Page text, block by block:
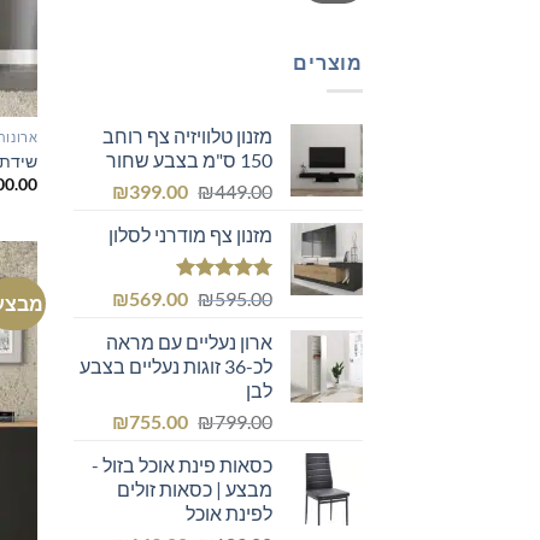
מוצרים
מזנון טלוויזיה צף רוחב
150 ס"מ בצבע שחור
₪449.00
המחיר
היה:
₪449.00.
₪399.00
המחיר
הוא:מזנון צף מודרני לסלון
דורג5.00
₪595.00
המחיר
היה:
₪595.00.
₪569.00
המחיר
הוא:
₪569.00.
ארון נעליים עם מראה
לכ-36 זוגות נעליים בצבע
לבן
₪799.00
המחיר
היה:
₪799.00.
₪755.00
המחיר
הוא:
כסאות פינת אוכל בזול -
מבצע | כסאות זולים
לפינת אוכל